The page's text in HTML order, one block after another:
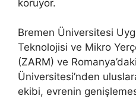
koruyor.
Bremen Üniversitesi
Teknolojisi ve Mikro
(ZARM) ve
Üniversitesi’nden
ekibi, evrenin